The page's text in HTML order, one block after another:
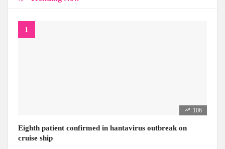
106
Eighth patient confirmed in hantavirus outbreak on
cruise ship